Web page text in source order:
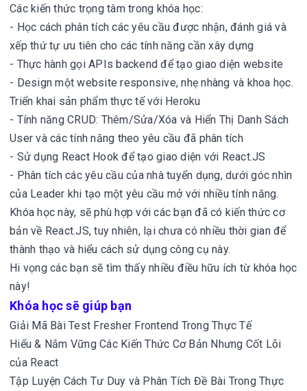
Các kiến thức trọng tâm trong khóa học:
- Học cách phân tích các yêu cầu được nhận, đánh giá và
xếp thứ tự ưu tiên cho các tính năng cần xây dựng
- Thực hành gọi APIs backend để tạo giao diện website
- Design một website responsive, nhẹ nhàng và khoa học.
Triển khai sản phẩm thực tế với Heroku
- Tính năng CRUD: Thêm/Sửa/Xóa và Hiển Thị Danh Sách
User và các tính năng theo yêu cầu đã phân tích
- Sử dụng React Hook để tạo giao diện với React.JS
- Phân tích các yêu cầu của nhà tuyển dụng, dưới góc nhìn
của Leader khi tạo một yêu cầu mở với nhiều tính năng.
Khóa học này, sẽ phù hợp với các bạn đã có kiến thức cơ
bản về React.JS, tuy nhiên, lại chưa có nhiều thời gian để
thành thạo và hiểu cách sử dụng công cụ này.
Hi vọng các bạn sẽ tìm thấy nhiều điều hữu ích từ khóa học
này!
Khóa học sẽ giúp bạn
Giải Mã Bài Test Fresher Frontend Trong Thực Tế
Hiểu & Nắm Vững Các Kiến Thức Cơ Bản Nhưng Cốt Lõi
của React
Tập Luyện Cách Tư Duy và Phân Tích Đề Bài Trong Thực